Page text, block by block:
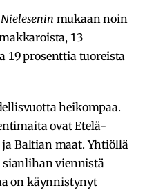
mukaan noin
13
19 prosenttia tuoreista
heikompaa.
ovat Etelä-
Baltian maat. Yhtiöllä
sianlihan viennistä
on käynnistynyt